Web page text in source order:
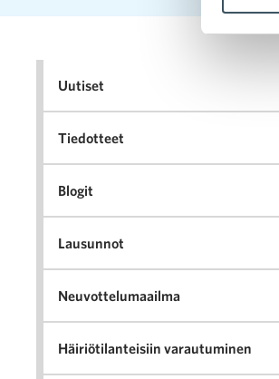
Uutiset
Tiedotteet
Blogit
Lausunnot
Neuvottelumaailma
Häiriötilanteisiin varautuminen